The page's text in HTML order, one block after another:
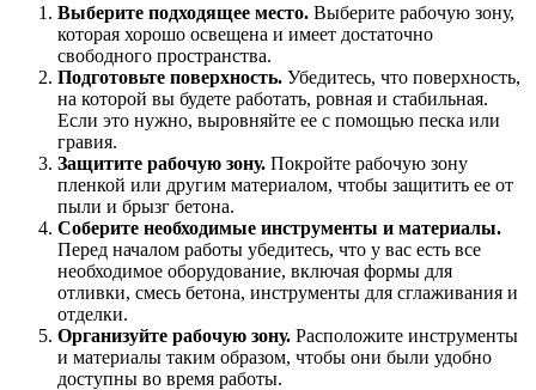
Выберите подходящее место. Выберите рабочую зону,
которая хорошо освещена и имеет достаточно
свободного пространства.
Подготовьте поверхность. Убедитесь, что поверхность,
на которой вы будете работать, ровная и стабильная.
Если это нужно, выровняйте ее с помощью песка или
гравия.
Защитите рабочую зону. Покройте рабочую зону
пленкой или другим материалом, чтобы защитить ее от
пыли и брызг бетона.
Соберите необходимые инструменты и материалы.
Перед началом работы убедитесь, что у вас есть все
необходимое оборудование, включая формы для
отливки, смесь бетона, инструменты для сглаживания и
отделки.
Организуйте рабочую зону. Расположите инструменты
и материалы таким образом, чтобы они были удобно
доступны во время работы.